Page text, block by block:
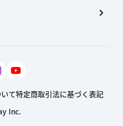
て特定商取引法に基づく表記
Inc.